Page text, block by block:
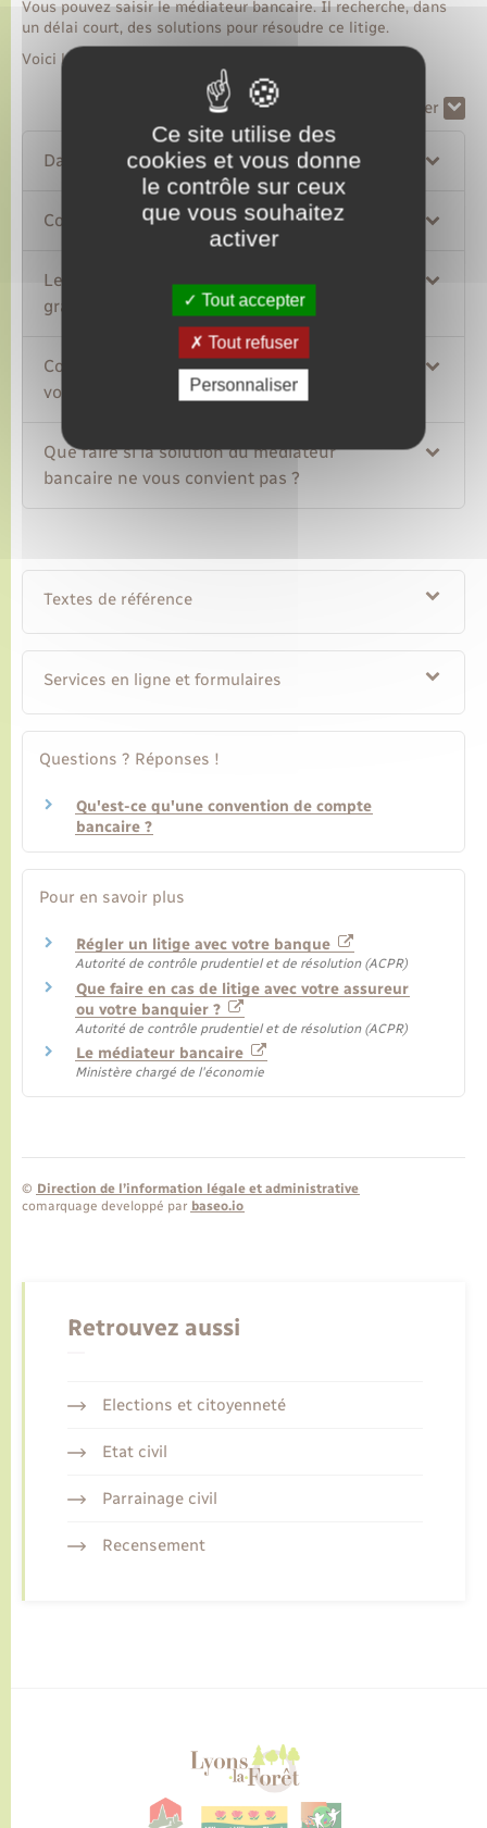
Vous pouvez saisir le médiateur bancaire. Il recherche, dans
un délai court, des solutions pour résoudre ce litige.
Voici les informations à connaître.
Tout replier Tout déplier
Dans quel cas saisir le médiateur bancaire ?
Comment saisir le médiateur bancaire ?
Le recours au médiateur bancaire est-il
gratuit ?
Comment le médiateur bancaire répond-il à
votre demande ?
Que faire si la solution du médiateur
bancaire ne vous convient pas ?
Textes de référence
Services en ligne et formulaires
Questions ? Réponses !
Qu'est-ce qu'une convention de compte
bancaire ?
Pour en savoir plus
Régler un litige avec votre banque
Autorité de contrôle prudentiel et de résolution (ACPR)
Que faire en cas de litige avec votre assureur
ou votre banquier ?
Autorité de contrôle prudentiel et de résolution (ACPR)
Le médiateur bancaire
Ministère chargé de l'économie
© Direction de l’information légale et administrative
comarquage developpé par baseo.io
Retrouvez aussi
Elections et citoyenneté
Etat civil
Parrainage civil
Recensement
Ce site utilise des
cookies et vous donne
le contrôle sur ceux
que vous souhaitez
activer
Tout accepter
Tout refuser
Personnaliser